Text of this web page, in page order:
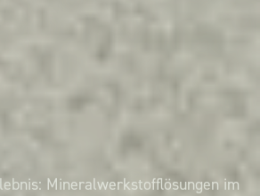
Mineralwerkstofflösungen im